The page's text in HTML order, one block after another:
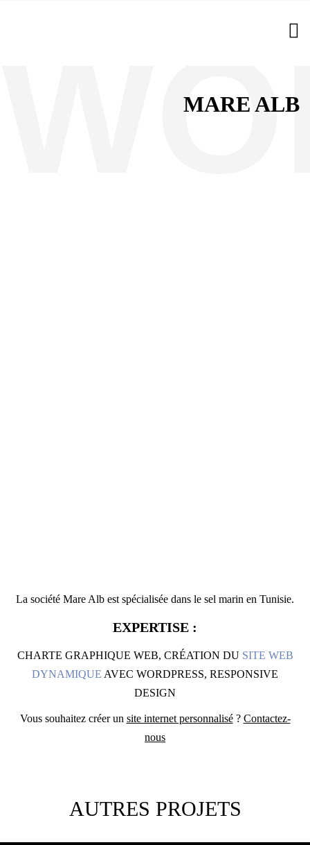
MARE ALB
La société Mare Alb est spécialisée dans le sel marin en Tunisie.
EXPERTISE :
CHARTE GRAPHIQUE WEB, CRÉATION DU SITE WEB
DYNAMIQUE AVEC WORDPRESS, RESPONSIVE
DESIGN
Vous souhaitez créer un site internet personnalisé? Contactez-
nous
AUTRES PROJETS